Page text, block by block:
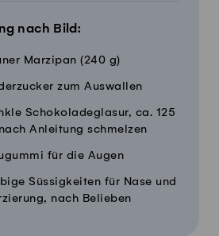
nach Bild:
Marzipan (240 g)
zum Auswallen
Schokoladeglasur, ca. 125
Anleitung schmelzen
für die Augen
Süssigkeiten für Nase und
nach Belieben